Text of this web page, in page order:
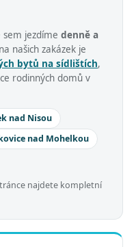
sem jezdíme denně a
našich zakázek je
bytů na sídlištích,
rodinných domů v
nad Nisou
nad Mohelkou
najdete kompletní